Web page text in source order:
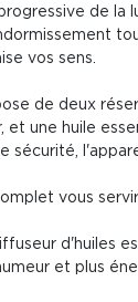
de
vos sens.
de deux
et une huile
sécurité,
vous
d'huiles
et plus